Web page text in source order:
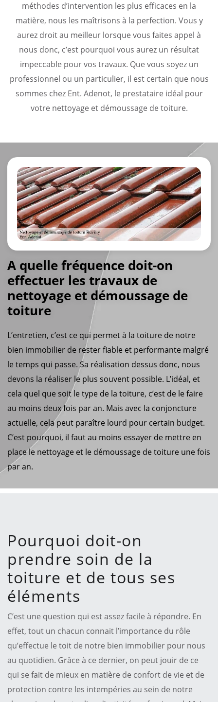
méthodes d’intervention les plus efficaces en la
matière, nous les maîtrisons à la perfection. Vous y
aurez droit au meilleur lorsque vous faites appel à
nous donc, c’est pourquoi vous aurez un résultat
impeccable pour vos travaux. Que vous soyez un
professionnel ou un particulier, il est certain que nous
sommes chez Ent. Adenot, le prestataire idéal pour
votre nettoyage et démoussage de toiture.
A quelle fréquence doit-on
effectuer les travaux de
nettoyage et démoussage de
toiture
L’entretien, c’est ce qui permet à la toiture de notre
bien immobilier de rester fiable et performante malgré
le temps qui passe. Sa réalisation dessus donc, nous
devons la réaliser le plus souvent possible. L’idéal, et
cela quel que soit le type de la toiture, c’est de le faire
au moins deux fois par an. Mais avec la conjoncture
actuelle, cela peut paraître lourd pour certain budget.
C’est pourquoi, il faut au moins essayer de mettre en
place le nettoyage et le démoussage de toiture une fois
par an.
Pourquoi doit-on
prendre soin de la
toiture et de tous ses
éléments
C’est une question qui est assez facile à répondre. En
effet, tout un chacun connait l’importance du rôle
qu’effectue le toit de notre bien immobilier pour nous
au quotidien. Grâce à ce dernier, on peut jouir de ce
qui se fait de mieux en matière de confort de vie et de
protection contre les intempéries au sein de notre